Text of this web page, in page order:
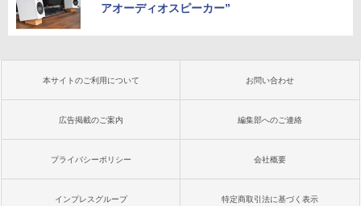
アオーディオスピーカー”
本サイトのご利用について お問い合わせ
広告掲載のご案内 編集部へのご連絡
プライバシーポリシー 会社概要
インプレスグループ 特定商取引法に基づく表示